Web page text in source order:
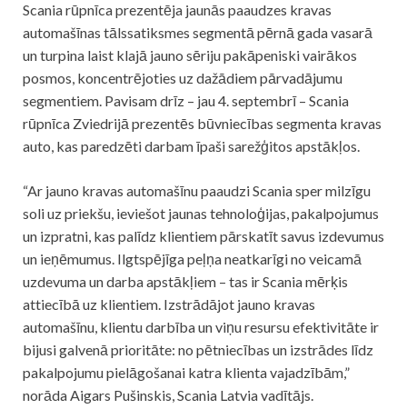
Scania rūpnīca prezentēja jaunās paaudzes kravas
automašīnas tālssatiksmes segmentā pērnā gada vasarā
un turpina laist klajā jauno sēriju pakāpeniski vairākos
posmos, koncentrējoties uz dažādiem pārvadājumu
segmentiem. Pavisam drīz – jau 4. septembrī – Scania
rūpnīca Zviedrijā prezentēs būvniecības segmenta kravas
auto, kas paredzēti darbam īpaši sarežģitos apstākļos.
“Ar jauno kravas automašīnu paaudzi Scania sper milzīgu
soli uz priekšu, ieviešot jaunas tehnoloģijas, pakalpojumus
un izpratni, kas palīdz klientiem pārskatīt savus izdevumus
un ieņēmumus. Ilgtspējīga peļņa neatkarīgi no veicamā
uzdevuma un darba apstākļiem – tas ir Scania mērķis
attiecībā uz klientiem. Izstrādājot jauno kravas
automašīnu, klientu darbība un viņu resursu efektivitāte ir
bijusi galvenā prioritāte: no pētniecības un izstrādes līdz
pakalpojumu pielāgošanai katra klienta vajadzībām,”
norāda Aigars Pušinskis, Scania Latvia vadītājs.